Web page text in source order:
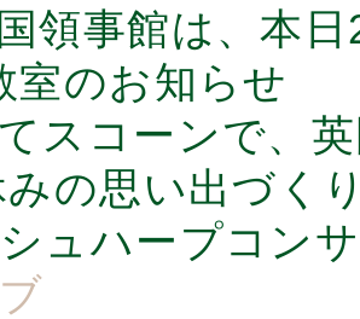
領事館は、本
室のお知らせ
スコーンで、
の思い出づく
ュハープコン